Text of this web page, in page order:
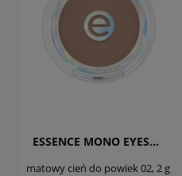
ESSENCE MONO EYESHADOW
matowy cień do powiek 02, 2 g